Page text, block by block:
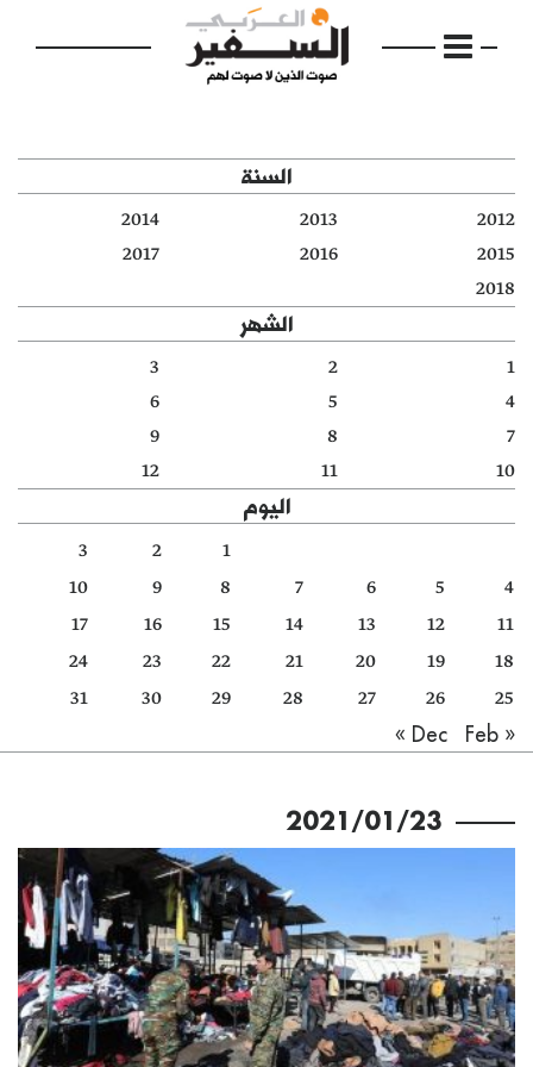
الرئيسية
مواضيع
دفاتر
الأرشيف
السنة
2012
2013
2014
2015
2016
2017
2018
الشهر
1
2
3
4
5
6
7
8
9
10
11
12
اليوم
1
2
3
4
5
6
7
8
9
10
11
12
13
14
15
16
17
18
19
20
21
22
23
24
25
26
27
28
29
30
31
« Dec
Feb »
2021/01/23